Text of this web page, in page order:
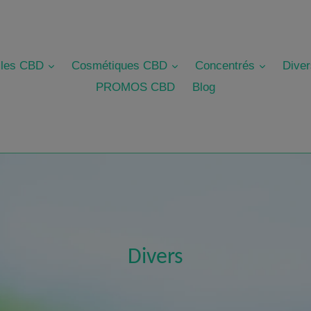
CBD
révélerCosmétiques CBD révélerConcentrés révéler
PROMOS CBD
Blog
Divers